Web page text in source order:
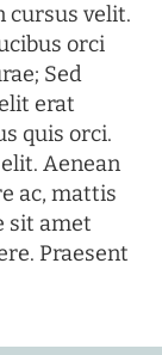
cursus velit.
orci
Sed
erat
quis orci.
Aenean
ac, mattis
sit amet
Praesent